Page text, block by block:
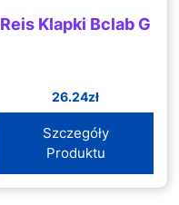
Reis Klapki Bclab G
26.24zł
Szczegóły
Produktu